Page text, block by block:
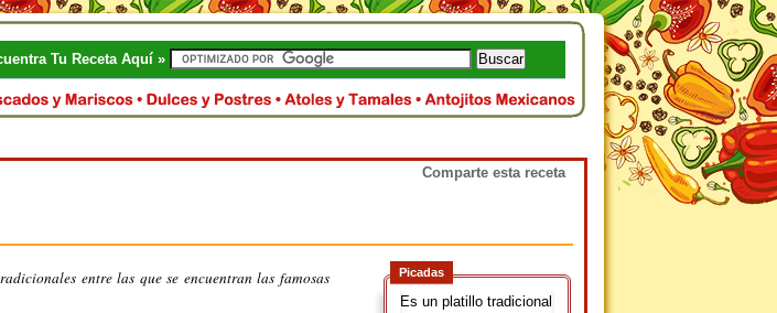
Tu Receta Aquí »
entre las que se encuentran las famosas
Picadas
Es un platillo tradicional
Comparte esta receta